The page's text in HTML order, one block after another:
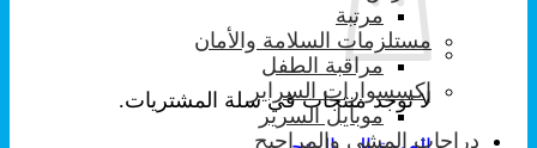
لا توجد منتجات في سلة المشتريات.
مرتبة
مستلزمات السلامة والأمان
مراقبة الطفل
إكسسوارات السراير
موبايل السرير
دراجات المشي والمراجيح